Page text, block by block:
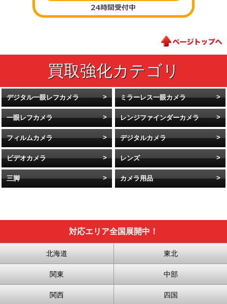
デジタル一眼レフカメラ ミラーレス一眼カメラ
一眼レフカメラ レンジファインダーカメラ
フィルムカメラ デジタルカメラ
ビデオカメラ レンズ
三脚 カメラ用品
対応エリア全国展開中！
北海道 東北
関東 中部
関西 四国